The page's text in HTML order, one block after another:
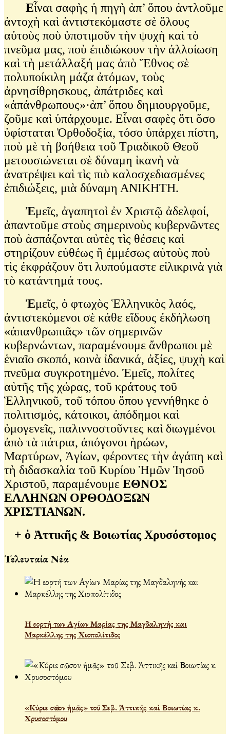
Εἶναι σαφὴς ἡ πηγὴ ἀπ’ ὅπου ἀντλοῦμε
ἀντοχὴ καὶ ἀντιστεκόμαστε σὲ ὅλους
αὐτοὺς ποὺ ὑποτιμοῦν τὴν ψυχὴ καὶ τὸ
πνεῦμα μας, ποὺ ἐπιδιώκουν τὴν ἀλλοίωση
καὶ τὴ μετάλλαξή μας ἀπὸ Ἔθνος σὲ
πολυποίκιλη μάζα ἀτόμων, τοὺς
ἀρνησίθρησκους, ἀπάτριδες καὶ
«ἀπάνθρωπους»·ἀπ’ ὅπου δημιουργοῦμε,
ζοῦμε καὶ ὑπάρχουμε. Εἶναι σαφὲς ὅτι ὅσο
ὑφίσταται Ὀρθοδοξία, τόσο ὑπάρχει πίστη,
ποὺ μὲ τὴ βοήθεια τοῦ Τριαδικοῦ Θεοῦ
μετουσιώνεται σὲ δύναμη ἱκανὴ νὰ
ἀνατρέψει καὶ τὶς πιὸ καλοσχεδιασμένες
ἐπιδιώξεις, μιὰ δύναμη ΑΝΙΚΗΤΗ.
Ἐμεῖς, ἀγαπητοὶ ἐν Χριστῷ ἀδελφοί,
ἀπαντοῦμε στοὺς σημερινοὺς κυβερνῶντες
ποὺ ἀσπάζονται αὐτὲς τὶς θέσεις καὶ
στηρίζουν εὐθέως ἢ ἐμμέσως αὐτοὺς ποὺ
τὶς ἐκφράζουν ὅτι λυπούμαστε εἰλικρινὰ γιὰ
τὸ κατάντημά τους.
Ἐμεῖς, ὁ φτωχὸς Ἑλληνικὸς λαός,
ἀντιστεκόμενοι σὲ κάθε εἴδους ἐκδήλωση
«ἀπανθρωπιᾶς» τῶν σημερινῶν
κυβερνώντων, παραμένουμε ἄνθρωποι μὲ
ἑνιαῖο σκοπό, κοινὰ ἰδανικά, ἀξίες, ψυχὴ καὶ
πνεῦμα συγκροτημένο. Ἐμεῖς, πολίτες
αὐτῆς τῆς χώρας, τοῦ κράτους τοῦ
Ἑλληνικοῦ, τοῦ τόπου ὅπου γεννήθηκε ὁ
πολιτισμός, κάτοικοι, ἀπόδημοι καὶ
ὁμογενεῖς, παλιννοστοῦντες καὶ διωγμένοι
ἀπὸ τὰ πάτρια, ἀπόγονοι ἡρώων,
Μαρτύρων, Ἁγίων, φέροντες τὴν ἀγάπη καὶ
τὴ διδασκαλία τοῦ Κυρίου Ἡμῶν Ἰησοῦ
Χριστοῦ, παραμένουμε ΕΘΝΟΣ
ΕΛΛΗΝΩΝ ΟΡΘΟΔΟΞΩΝ
ΧΡΙΣΤΙΑΝΩΝ.
+ ὁ Ἀττικῆς & Βοιωτίας Χρυσόστομος
Τελευταία Νέα
Η εορτή των Αγίων Μαρίας της Μαγδαληνής και
Μαρκέλλης της Χιοπολίτιδος
«Κύριε σῶσον ἡμᾶς» τοῦ Σεβ. Ἀττικῆς καὶ Βοιωτίας κ.
Χρυσοστόμου